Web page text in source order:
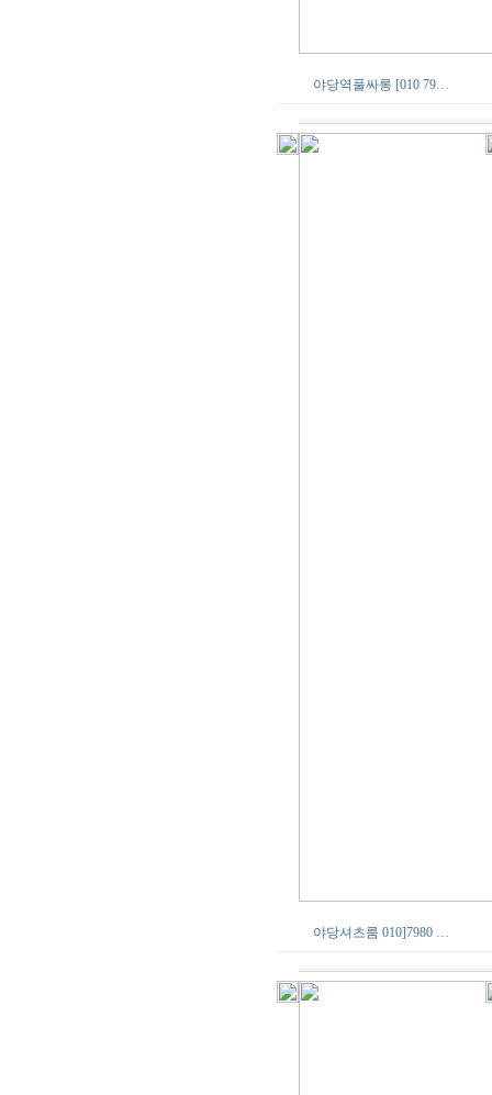
야당역풀싸롱 [010 79…
야당셔츠룸 010]7980 …